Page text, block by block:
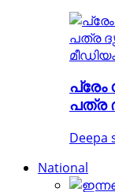
പത്ര
Deepa
National